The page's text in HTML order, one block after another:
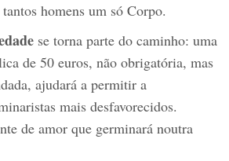
homens um só Corpo.
se torna parte do caminho: uma
de 50 euros, não obrigatória, mas
ajudará a permitir a
mais desfavorecidos.
de amor que germinará noutra